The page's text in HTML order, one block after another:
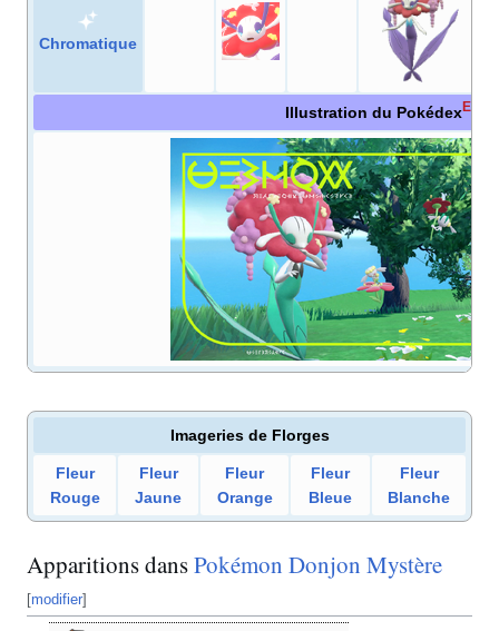
Chromatique
Illustration du PokédexEV
Imageries de Florges
Fleur
Rouge
Fleur
Jaune
Fleur
Orange
Fleur
Bleue
Fleur
Blanche
Apparitions dansPokémon Donjon Mystère
[modifier]